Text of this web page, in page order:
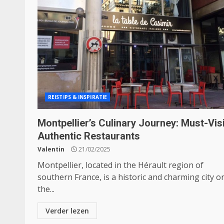
REISTIPS & INSPIRATIE
Montpellier’s Culinary Journey: Must-
Authentic Restaurants
Valentin 21/02/2025
Montpellier, located in the Hérault region of
southern France, is a historic and charming city
the...
Verder lezen